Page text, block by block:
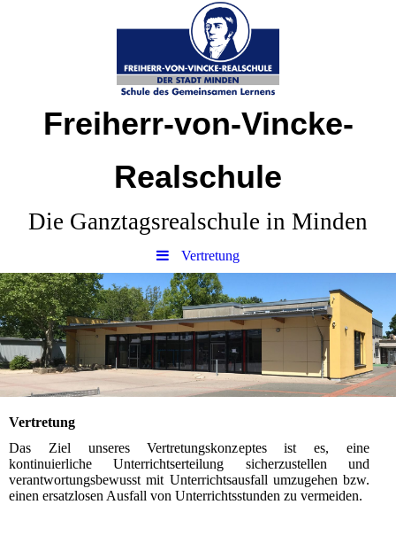
Freiherr-von-Vincke-
Realschule
Die Ganztagsrealschule in Minden
Vertretung
Vertretung
Das Ziel unseres Vertretungskonzeptes ist es, eine
kontinuierliche Unterrichtserteilung sicherzustellen und
verantwortungsbewusst mit Unterrichtsausfall umzugehen bzw.
einen ersatzlosen Ausfall von Unterrichtsstunden zu vermeiden.